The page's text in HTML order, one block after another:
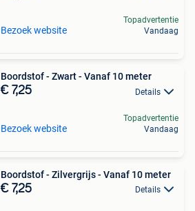
Bezoek website
Topadvertentie
Vandaag
Boordstof - Zwart - Vanaf 10 meter
€ 7,25 Details
Bezoek website
Topadvertentie
Vandaag
Boordstof - Zilvergrijs - Vanaf 10 meter
€ 7,25 Details